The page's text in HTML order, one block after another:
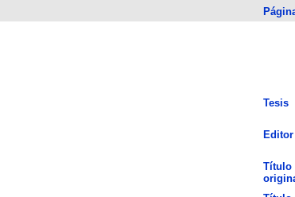
Tesis
Editor
Título